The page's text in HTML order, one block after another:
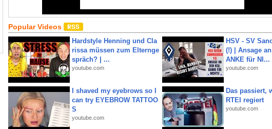
Popular Videos
Hardstyle Henning und Cla
rissa müssen zum Elternge
spräch? | ...
youtube.com
HSV - SV
(!) | Ansage
ANKE für NI...
youtube.com
I shaved my eyebrows so I
can try EYEBROW TATTOO
S
youtube.com
Das passiert,
RTEI regiert
youtube.com